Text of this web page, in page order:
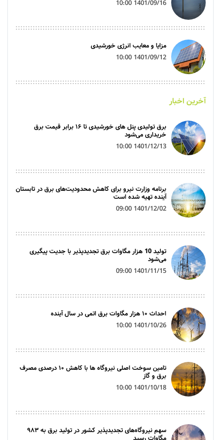
1401/09/16 10:00
مزایا و معایب انرژی خورشیدی
1401/09/12 10:00
آخرین اخبار
برق تولیدی پنل‌ های خورشیدی تا ۱۶ برابر قیمت برق
خریداری می‌شود
1401/12/13 10:00
برنامه وزارت نیرو برای کاهش محدودیت‌های برق در تابستان
آینده تهیه شده است
1401/12/02 09:00
تولید 10 هزار مگاوات برق تجدیدپذیر با جدیت پیگیری
می‌شود
1401/11/15 09:00
احداث ۱۰ هزار مگاوات برق اتمی در سال آینده
1401/10/26 10:00
تامین سوخت اصلی نیروگاه ها با کاهش ۱۰ درصدی مصرف
برق و گاز
1401/10/18 10:00
سهم نیروگاه‌های تجدیدپذیر کشور در تولید برق به ۹۸۳